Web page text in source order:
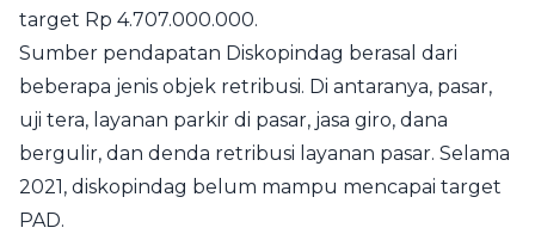
target Rp 4.707.000.000.
Sumber pendapatan Diskopindag berasal dari
beberapa jenis objek retribusi. Di antaranya, pasar,
uji tera, layanan parkir di pasar, jasa giro, dana
bergulir, dan denda retribusi layanan pasar. Selama
2021, diskopindag belum mampu mencapai target
PAD.